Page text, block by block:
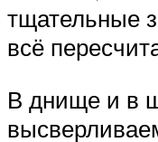
тщательные
всё
В днище и в